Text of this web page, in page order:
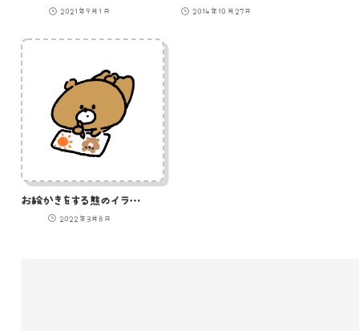
2021年9月1日 2014年10月27日
お絵かきをする熊のイラスト
2022年3月8日